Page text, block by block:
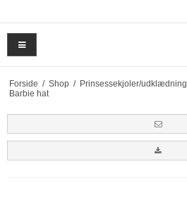
Forside / Shop / Prinsessekjoler/udklædning
Barbie hat